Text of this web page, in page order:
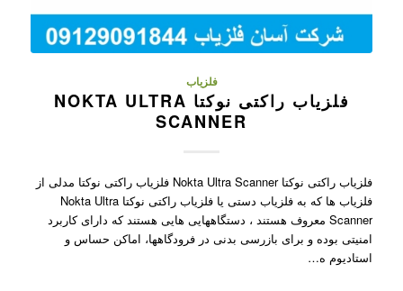
فلزیاب
فلزیاب راکتی نوکتا NOKTA ULTRA
SCANNER
فلزیاب راکتی نوکتا Nokta Ultra Scanner فلزیاب راکتی نوکتا مدلی از
فلزیاب ها که به فلزیاب دستی یا فلزیاب راکتی نوکتا Nokta Ultra
Scanner معروف هستند ، دستگاههایی هایی هستند که دارای کاربرد
امنیتی بوده و برای بازرسی بدنی در فرودگاهها، اماکن حساس و
استادیوم ه…